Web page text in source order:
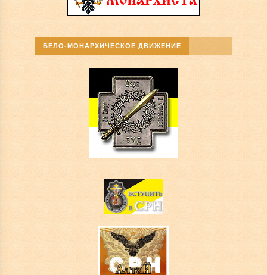
БЕЛО-МОНАРХИЧЕСКОЕ ДВИЖЕНИЕ